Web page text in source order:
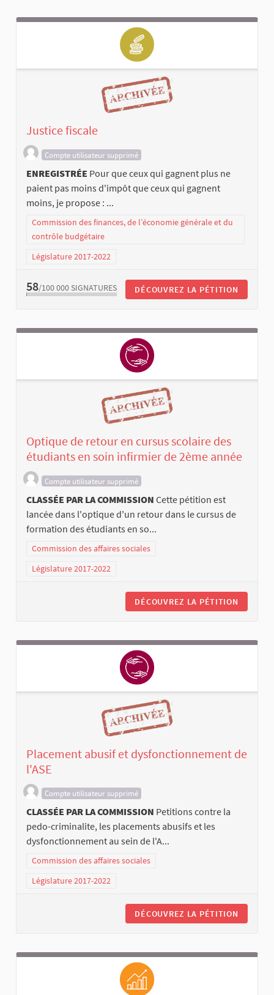
Justice fiscale
Compte utilisateur supprimé
ENREGISTRÉE Pour que ceux qui gagnent plus ne
paient pas moins d'impôt que ceux qui gagnent
moins, je propose : ...
Commission des finances, de l’économie générale et du
contrôle budgétaire
Législature 2017-2022
58/100 000 SIGNATURES DÉCOUVREZ LA PÉTITION
Optique de retour en cursus scolaire des
étudiants en soin infirmier de 2ème année
Compte utilisateur supprimé
CLASSÉE PAR LA COMMISSION Cette pétition est
lancée dans l'optique d'un retour dans le cursus de
formation des étudiants en so...
Commission des affaires sociales
Législature 2017-2022
DÉCOUVREZ LA PÉTITION
Placement abusif et dysfonctionnement de
l'ASE
Compte utilisateur supprimé
CLASSÉE PAR LA COMMISSION Petitions contre la
pedo-criminalite, les placements abusifs et les
dysfonctionnement au sein de l'A...
Commission des affaires sociales
Législature 2017-2022
DÉCOUVREZ LA PÉTITION